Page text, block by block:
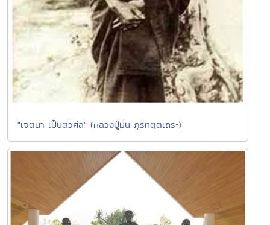
"เจตนา เป็นตัวศีล" (หลวงปู่มั่น ภูริทตฺตเถระ)